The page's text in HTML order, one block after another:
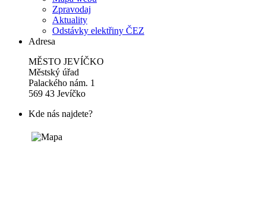
Zpravodaj
Aktuality
Odstávky elektřiny ČEZ
Adresa
MĚSTO JEVÍČKO
Městský úřad
Palackého nám. 1
569 43 Jevíčko
Kde nás najdete?